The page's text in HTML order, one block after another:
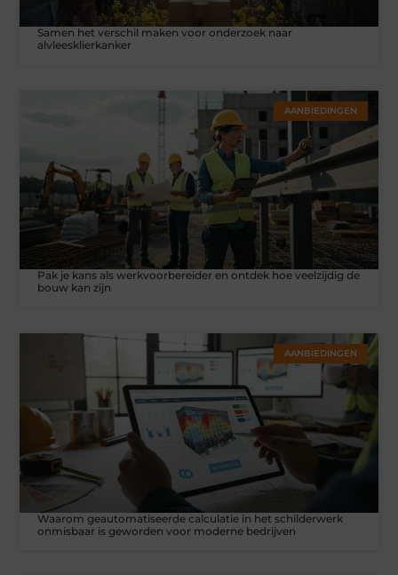
Samen het verschil maken voor onderzoek naar
alvleesklierkanker
AANBIEDINGEN
Pak je kans als werkvoorbereider en ontdek hoe veelzijdig de
bouw kan zijn
AANBIEDINGEN
Waarom geautomatiseerde calculatie in het schilderwerk
onmisbaar is geworden voor moderne bedrijven